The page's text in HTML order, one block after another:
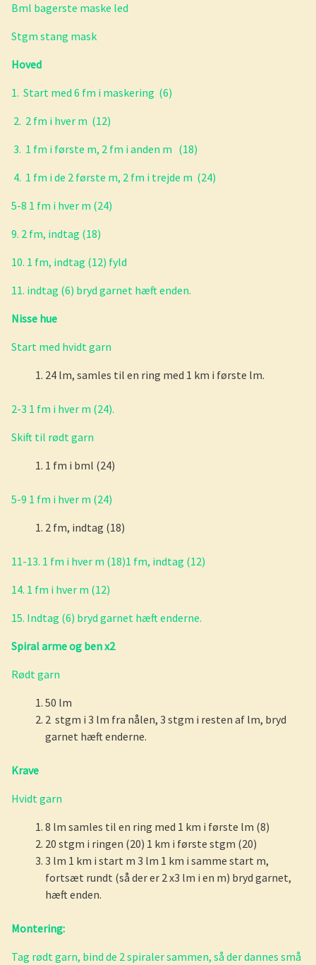
Bml bagerste maske led
Stgm stang mask
Hoved
1. Start med 6 fm i maskering (6)
2. 2 fm i hver m (12)
3. 1 fm i første m, 2 fm i anden m (18)
4. 1 fm i de 2 første m, 2 fm i trejde m (24)
5-8 1 fm i hver m (24)
9. 2 fm, indtag (18)
10. 1 fm, indtag (12) fyld
11. indtag (6) bryd garnet hæft enden.
Nisse hue
Start med hvidt garn
24 lm, samles til en ring med 1 km i første lm.
2-3 1 fm i hver m (24).
Skift til rødt garn
1 fm i bml (24)
5-9 1 fm i hver m (24)
2 fm, indtag (18)
11-13. 1 fm i hver m (18)1 fm, indtag (12)
14. 1 fm i hver m (12)
15. Indtag (6) bryd garnet hæft enderne.
Spiral arme og ben x2
Rødt garn
50 lm
2 stgm i 3 lm fra nålen, 3 stgm i resten af lm, bryd
garnet hæft enderne.
Krave
Hvidt garn
8 lm samles til en ring med 1 km i første lm (8)
20 stgm i ringen (20) 1 km i første stgm (20)
3 lm 1 km i start m 3 lm 1 km i samme start m,
fortsæt rundt (så der er 2 x3 lm i en m) bryd garnet,
hæft enden.
Montering:
Tag rødt garn, bind de 2 spiraler sammen, så der dannes små